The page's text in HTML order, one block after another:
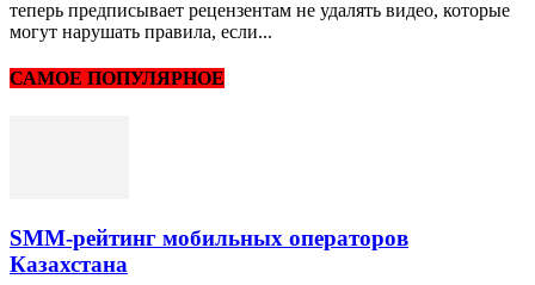
теперь предписывает рецензентам не удалять видео, которые
могут нарушать правила, если...
САМОЕ ПОПУЛЯРНОЕ
SMM-рейтинг мобильных операторов
Казахстана